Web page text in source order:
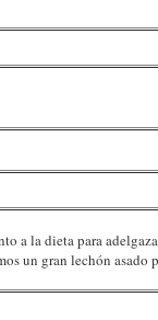
a la dieta para
un gran lechón